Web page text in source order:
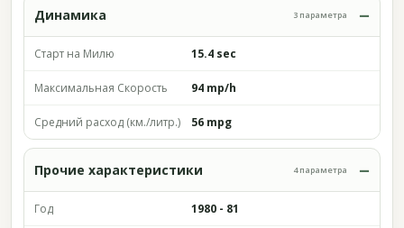
Динамика 3 параметра
Старт на Милю 15.4 sec
Максимальная Скорость 94 mp/h
Средний расход (км./литр.) 56 mpg
Прочие характеристики 4 параметра
Год 1980 - 81